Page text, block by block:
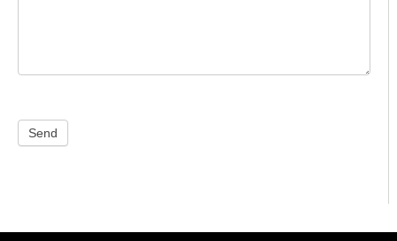
Send